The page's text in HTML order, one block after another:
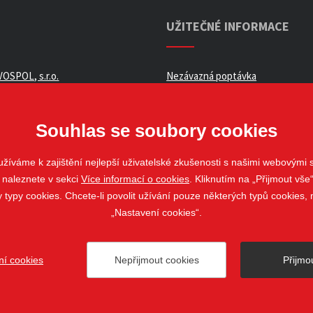
s.r.o.
UŽITEČNÉ INFORMACE
Nezávazná poptávka
Pole web@stavospol.cz
Nastavení cookies
Souhlas se soubory cookies
k zajištění nejlepší uživatelské zkušenosti s našimi webovými
v sekci Více informací o cookies . Kliknutím na „Přijmout
typy cookies. Chcete-li povolit užívání pouze některých typů cookies,
„Nastavení cookies“.
Nepřijmout cookies
cookies